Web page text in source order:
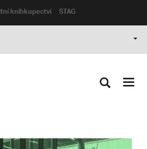
knihkupectví STAG